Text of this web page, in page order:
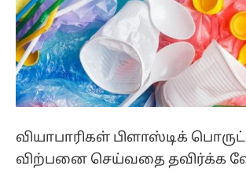
வியாபாரிகள் பிளாஸ்டிக்
விற்பனை செய்வதை தவிர்க்க